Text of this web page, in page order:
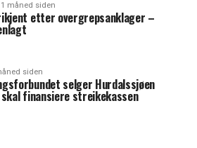
1 måned siden
etter overgrepsanklager –
siden
selger Hurdalssjøen
finansiere streikekassen